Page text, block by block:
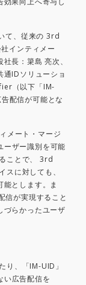
て、従来の 3rd
インティメー
長：簗島 亮次、
通IDソリューショ
（以下「IM-
配信が可能とな
メート・マージ
ザー識別を可能
ことで、 3rd
に対しても、
とします。ま
信が実現すること
づらかったユーザ
り、「IM-UID」
広告配信を